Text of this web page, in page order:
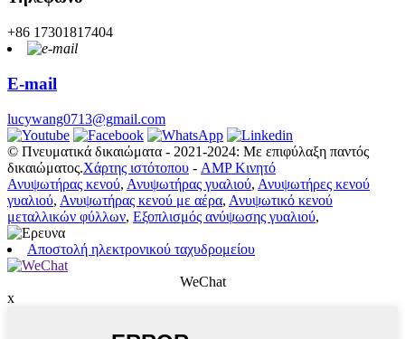
+86 17301817404
E-mail
lucywang0713@gmail.com
© Πνευματικά δικαιώματα - 2021-2024: Με επιφύλαξη παντός
δικαιώματος.Χάρτης ιστότοπου - AMP Κινητό
Ανυψωτήρας κενού, Ανυψωτήρας γυαλιού, Ανυψωτήρες κενού
γυαλιού, Ανυψωτήρας κενού με αέρα, Ανυψωτικό κενού
μεταλλικών φύλλων, Εξοπλισμός ανύψωσης γυαλιού,
Αποστολή ηλεκτρονικού ταχυδρομείου
WeChat
x